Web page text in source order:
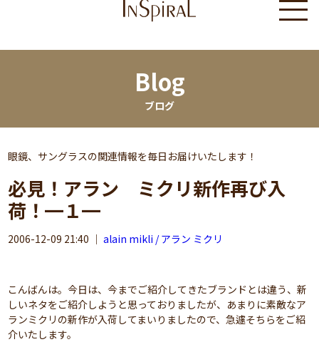
Blog
ブログ
眼鏡、サングラスの関連情報を毎日お届けいたします！
必見！アラン ミクリ新作再び入
荷！━１━
2006-12-09 21:40 ｜alain mikli / アラン ミクリ
こんばんは。今日は、今までご紹介してきたブランドとは違う、新
しいネタをご紹介しようと思っておりましたが、あまりに素敵なア
ランミクリの新作が入荷してまいりましたので、急遽そちらをご紹
介いたします。